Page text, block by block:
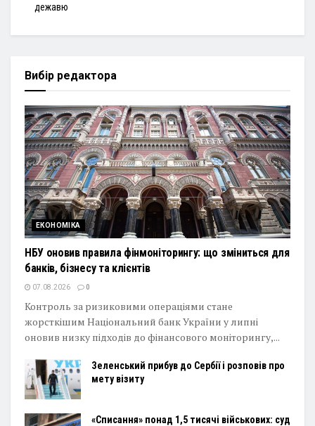
дежавю
Вибір редактора
ЕКОНОМІКА
НБУ оновив правила фінмоніторингу: що зміниться для
банків, бізнесу та клієнтів
07.08.2026 0
Контроль за ризиковими операціями стане
жорсткішим Національний банк України у липні
оновив низку підходів до фінансового моніторингу,...
Зеленський прибув до Сербії і розповів про
мету візиту
«Списання» понад 1,5 тисячі військових: суд